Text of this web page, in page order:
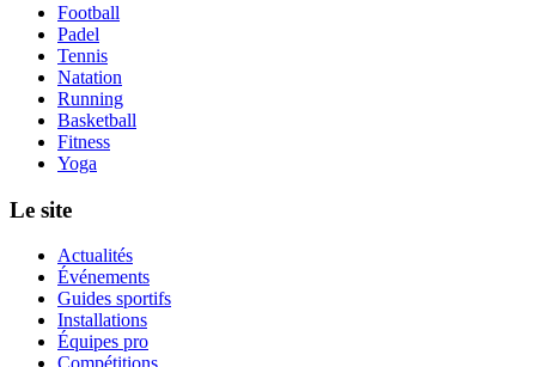
Football
Padel
Tennis
Natation
Running
Basketball
Fitness
Yoga
Le site
Actualités
Événements
Guides sportifs
Installations
Équipes pro